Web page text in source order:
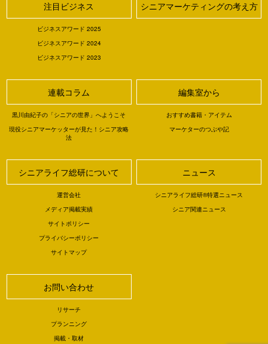
注目ビジネス
ビジネスアワード 2025
ビジネスアワード 2024
ビジネスアワード 2023
シニアマーケティングの考え方
連載コラム
黒川由紀子の「シニアの世界」へようこそ
現役シニアマーケッターが見た！シニア攻略
法
編集室から
おすすめ書籍・アイテム
マーケターのつぶや記
シニアライフ総研について
運営会社
メディア掲載実績
サイトポリシー
プライバシーポリシー
サイトマップ
ニュース
シニアライフ総研®特選ニュース
シニア関連ニュース
お問い合わせ
リサーチ
プランニング
掲載・取材